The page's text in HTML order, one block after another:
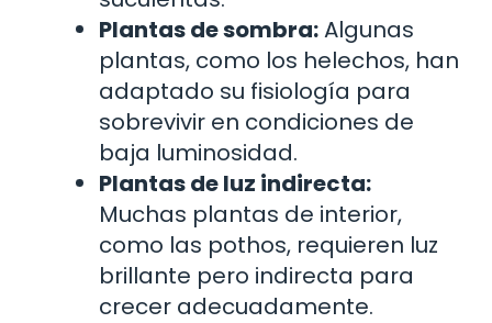
Plantas de sombra:Algunas
plantas, como los helechos, han
adaptado su fisiología para
sobrevivir en condiciones de
baja luminosidad.
Plantas de luz indirecta:
Muchas plantas de interior,
como las pothos, requieren luz
brillante pero indirecta para
crecer adecuadamente.